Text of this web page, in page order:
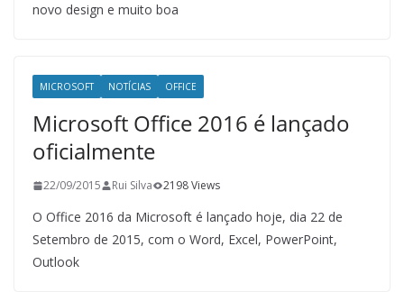
novo design e muito boa
MICROSOFT NOTÍCIAS OFFICE
Microsoft Office 2016 é lançado
oficialmente
22/09/2015 Rui Silva 2198 Views
O Office 2016 da Microsoft é lançado hoje, dia 22 de
Setembro de 2015, com o Word, Excel, PowerPoint,
Outlook